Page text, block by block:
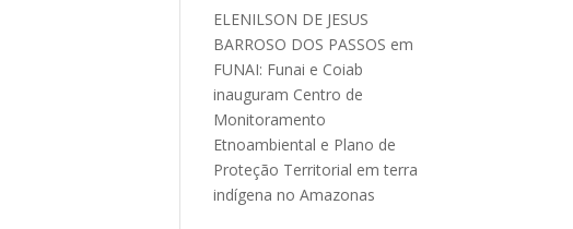
ELENILSON DE JESUS
BARROSO DOS PASSOS em
FUNAI: Funai e Coiab
inauguram Centro de
Monitoramento
Etnoambiental e Plano de
Proteção Territorial em terra
indígena no Amazonas